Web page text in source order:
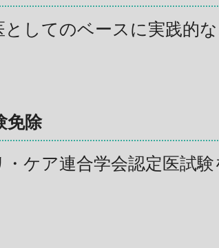
してのベースに実践的
免除
ケア連合学会認定医試